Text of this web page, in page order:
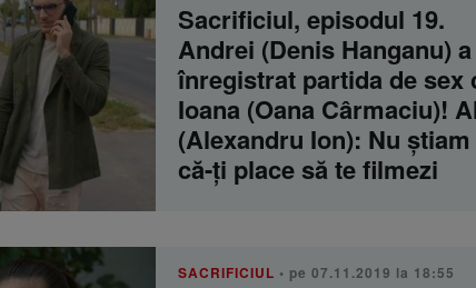
Sacrificiul, episodul 19.
Andrei (Denis Hanganu) a
înregistrat partida de sex
Ioana (Oana Cârmaciu)!
(Alexandru Ion): Nu știam
că-ți place să te filmezi
SACRIFICIUL • pe 07.11.2019 la 18:55